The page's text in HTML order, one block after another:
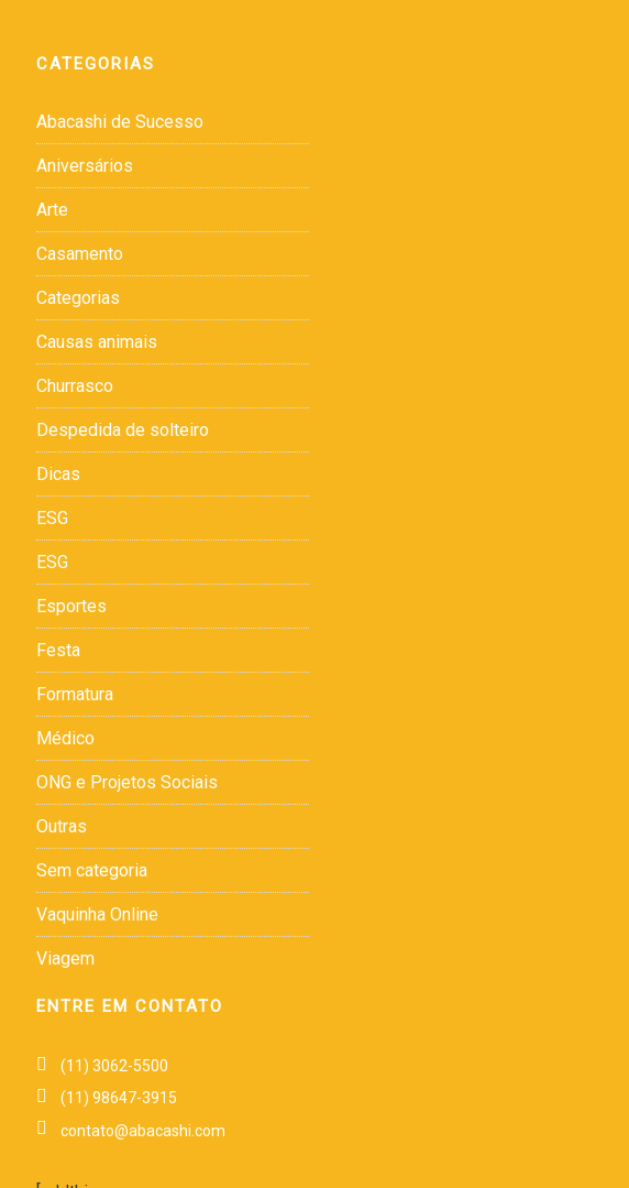
CATEGORIAS
Abacashi de Sucesso
Aniversários
Arte
Casamento
Categorias
Causas animais
Churrasco
Despedida de solteiro
Dicas
ESG
ESG
Esportes
Festa
Formatura
Médico
ONG e Projetos Sociais
Outras
Sem categoria
Vaquinha Online
Viagem
ENTRE EM CONTATO
(11) 3062-5500
(11) 98647-3915
contato@abacashi.com